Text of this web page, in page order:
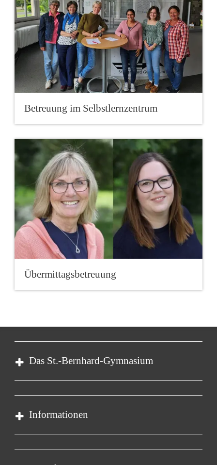
Betreuung im Selbstlernzentrum
Übermittagsbetreuung
Das St.-Bernhard-Gymnasium
Schulprofil
Anmeldung
Informationen
Termine